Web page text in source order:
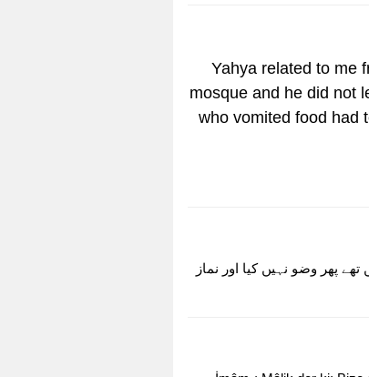
Yahya related to me
mosque and he did not
who vomited food had
پھر وضو نہیں کیا اور نماز